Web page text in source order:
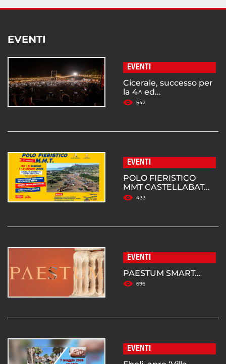
EVENTI
EVENTI
Cicerale, successo per
la 4^ ed...
542
EVENTI
POLO FIERISTICO
MMT CASTELLABAT...
433
EVENTI
PAESTUM SMART...
696
EVENTI